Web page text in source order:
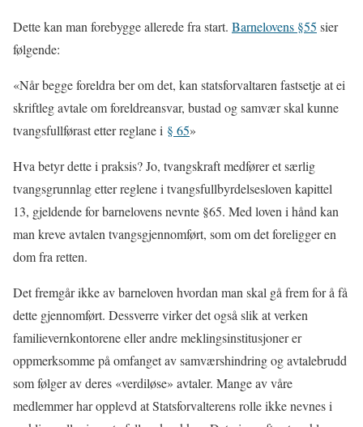
Dette kan man forebygge allerede fra start. Barnelovens §55 sier
følgende:
«Når begge foreldra ber om det, kan statsforvaltaren fastsetje at ei
skriftleg avtale om foreldreansvar, bustad og samvær skal kunne
tvangsfullførast etter reglane i § 65»
Hva betyr dette i praksis? Jo, tvangskraft medfører et særlig
tvangsgrunnlag etter reglene i tvangsfullbyrdelsesloven kapittel
13, gjeldende for barnelovens nevnte §65. Med loven i hånd kan
man kreve avtalen tvangsgjennomført, som om det foreligger en
dom fra retten.
Det fremgår ikke av barneloven hvordan man skal gå frem for å få
dette gjennomført. Dessverre virker det også slik at verken
familievernkontorene eller andre meklingsinstitusjoner er
oppmerksomme på omfanget av samværshindring og avtalebrudd
som følger av deres «verdiløse» avtaler. Mange av våre
medlemmer har opplevd at Statsforvalterens rolle ikke nevnes i